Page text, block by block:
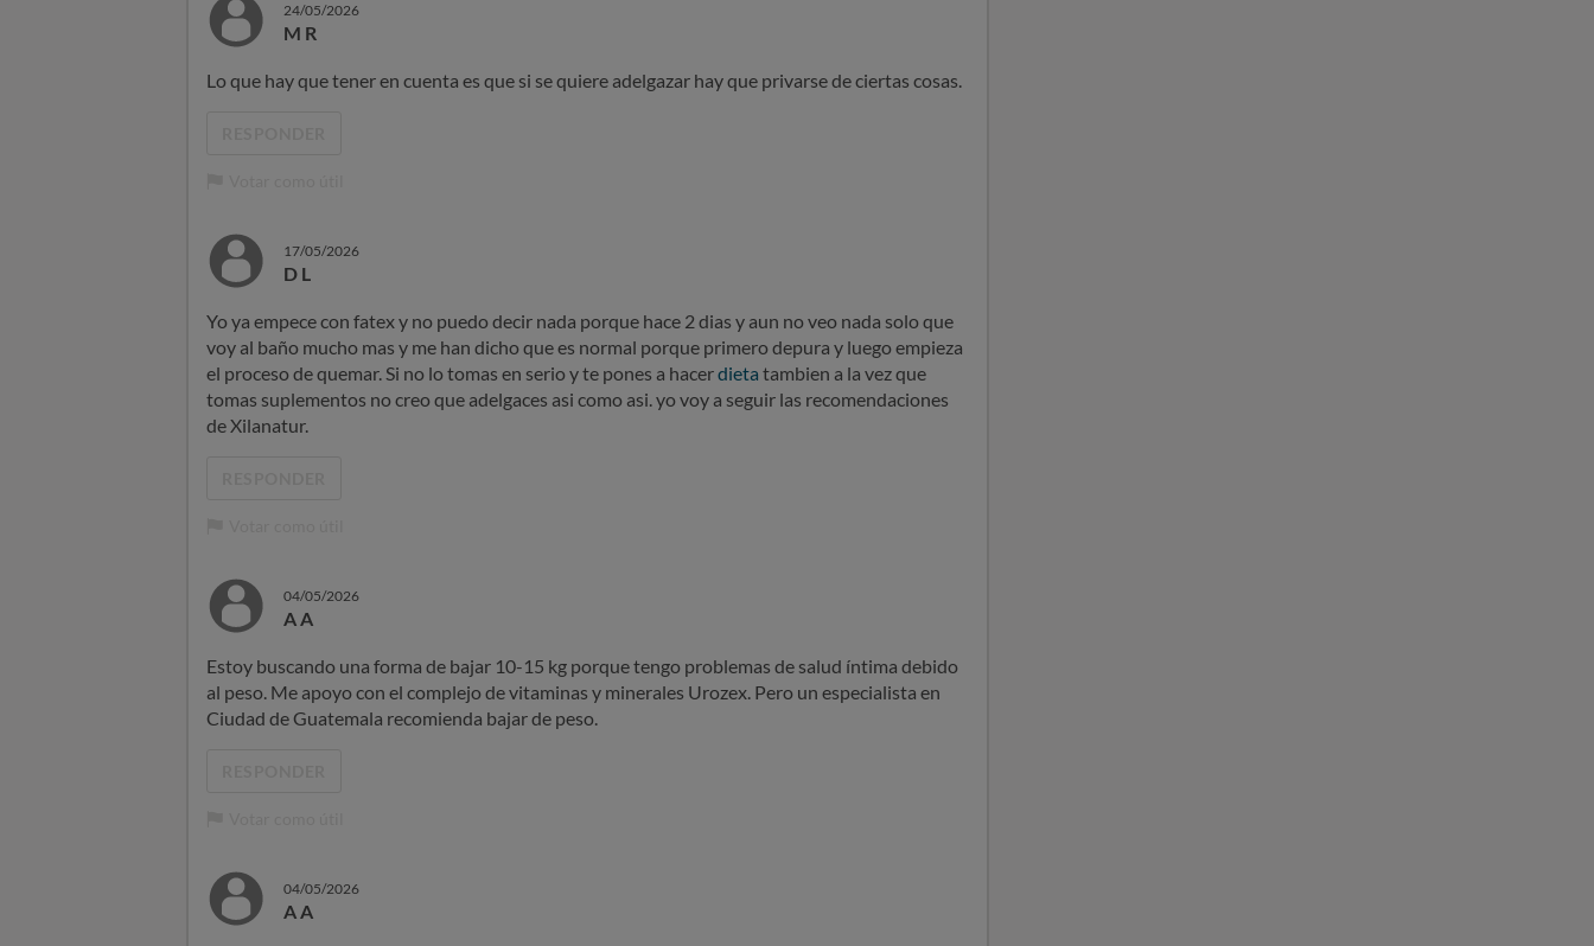
24/05/2026
M R
Lo que hay que tener en cuenta es que si se quiere adelgazar hay que privarse de ciertas cosas.
17/05/2026
D L
Yo ya empece con fatex y no puedo decir nada porque hace 2 dias y aun no veo nada solo que
voy al baño mucho mas y me han dicho que es normal porque primero depura y luego empieza
el proceso de quemar. Si no lo tomas en serio y te pones a hacerdieta tambien a la vez que
tomas suplementos no creo que adelgaces asi como asi. yo voy a seguir las recomendaciones
de Xilanatur.
04/05/2026
A A
Estoy buscando una forma de bajar 10-15 kg porque tengo problemas de salud íntima debido
al peso. Me apoyo con el complejo de vitaminas y minerales Urozex. Pero un especialista en
Ciudad de Guatemala recomienda bajar de peso.
04/05/2026
A A